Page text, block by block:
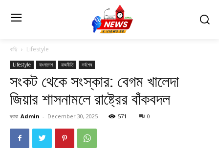
বাড়ি Lifestyle
Lifestyle বাংলাদেশ রাজনীতি সর্বশেষ
সংকট থেকে সংস্কার: বেগম খালেদা
জিয়ার শাসনামলে রাষ্ট্রের বাঁকবদল
দ্বারা Admin - December 30, 2025 571 0